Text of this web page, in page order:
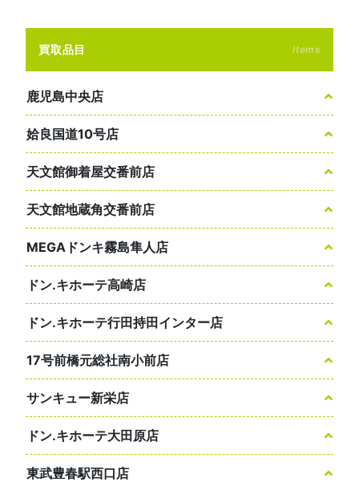
買取品目 Items
鹿児島中央店
姶良国道10号店
天文館御着屋交番前店
天文館地蔵角交番前店
MEGAドンキ霧島隼人店
ドン.キホーテ高崎店
ドン.キホーテ行田持田インター店
17号前橋元総社南小前店
サンキュー新栄店
ドン.キホーテ大田原店
東武豊春駅西口店